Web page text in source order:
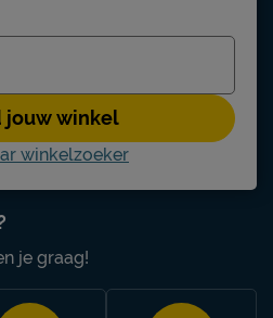
je graag!
jouw winkel
winkelzoeker